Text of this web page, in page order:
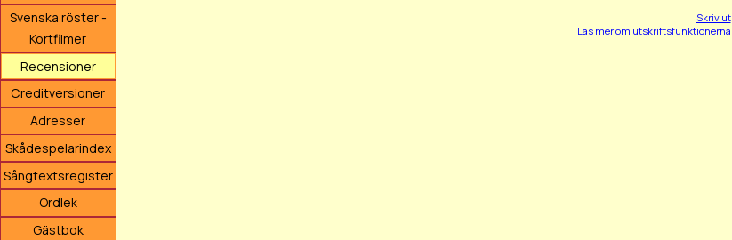
Svenska röster -
Kortfilmer
Recensioner
Creditversioner
Adresser
Skådespelarindex
Sångtextsregister
Ordlek
Gästbok
Skriv ut
Läs mer om utskriftsfunktionerna